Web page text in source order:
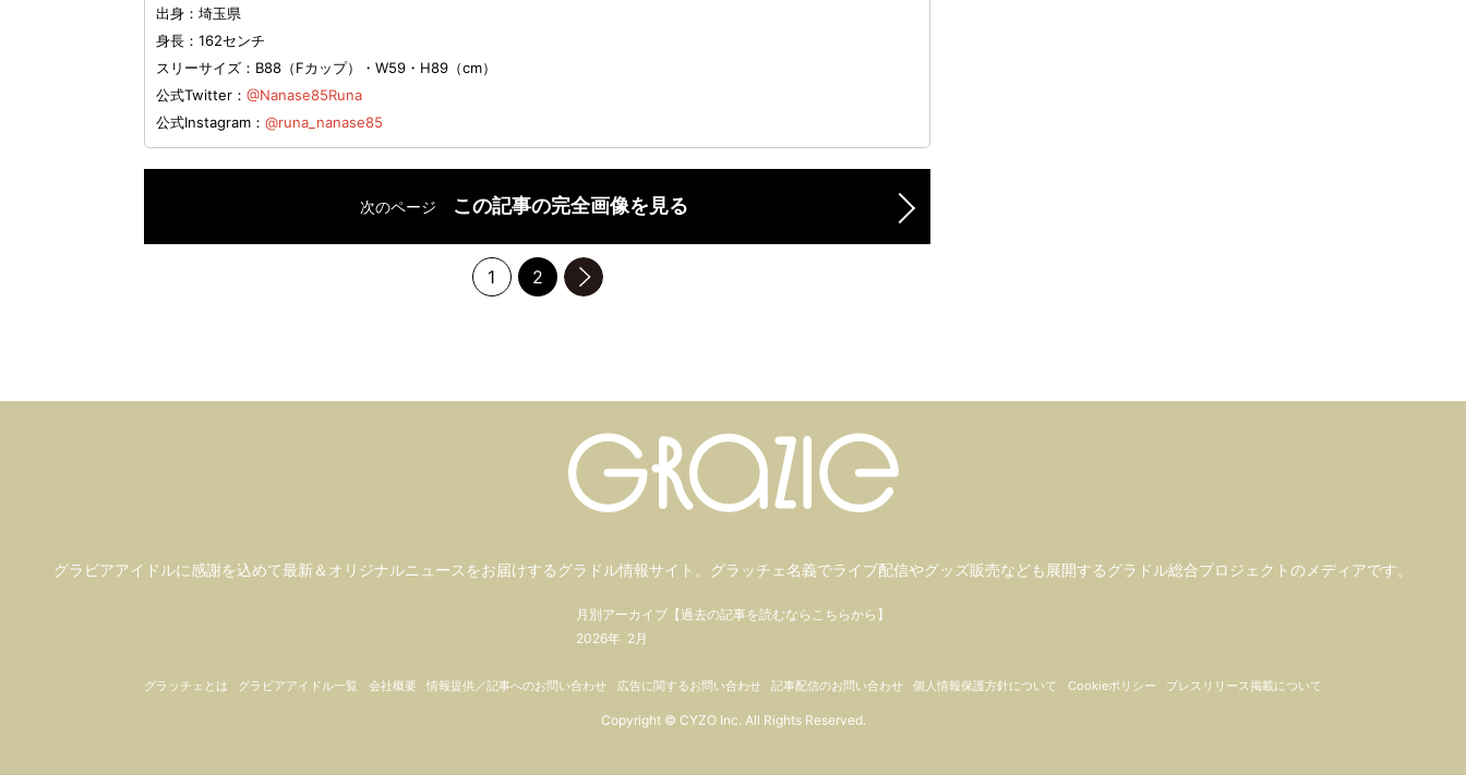
出身：埼玉県
身長：162センチ
スリーサイズ：B88（Fカップ）・W59・H89（cm）
公式Twitter： @Nanase85Runa
公式Instagram： @runa_nanase85
次のページ この記事の完全画像を見る
1 2
次のページへ
グラビアアイドルに感謝を込めて最新＆オリジナルニュースをお届けするグラドル情報サイト。 グラッチェ名義でライブ配信やグッズ販売なども 展開するグラドル総合プロジェクトのメディアです。
月別アーカイブ【過去の記事を読むならこちらから】
2026年 2月
グラッチェとは グラビアアイドル一覧 会社概要 情報提供／記事へのお問い合わせ 広告に関するお問い合わせ 記事配信のお問い合わせ 個人情報保護方針について Cookieポリシー プレスリリース掲載について
Copyright © CYZO Inc. All Rights Reserved.